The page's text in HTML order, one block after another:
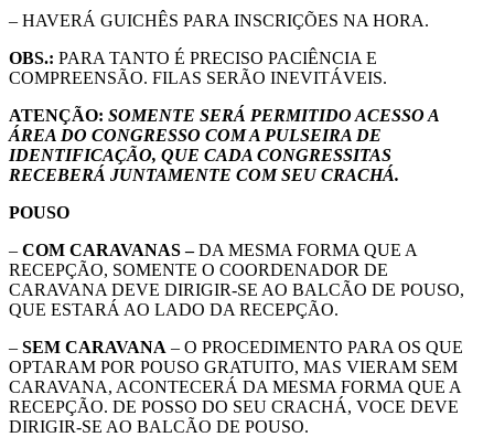
– HAVERÁ GUICHÊS PARA INSCRIÇÕES NA HORA.
OBS.: PARA TANTO É PRECISO PACIÊNCIA E
COMPREENSÃO. FILAS SERÃO INEVITÁVEIS.
ATENÇÃO: SOMENTE SERÁ PERMITIDO ACESSO A
ÁREA DO CONGRESSO COM A PULSEIRA DE
IDENTIFICAÇÃO, QUE CADA CONGRESSITAS
RECEBERÁ JUNTAMENTE COM SEU CRACHÁ.
POUSO
– COM CARAVANAS –DA MESMA FORMA QUE A
RECEPÇÃO, SOMENTE O COORDENADOR DE
CARAVANA DEVE DIRIGIR-SE AO BALCÃO DE POUSO,
QUE ESTARÁ AO LADO DA RECEPÇÃO.
– SEM CARAVANA – O PROCEDIMENTO PARA OS QUE
OPTARAM POR POUSO GRATUITO, MAS VIERAM SEM
CARAVANA, ACONTECERÁ DA MESMA FORMA QUE A
RECEPÇÃO. DE POSSO DO SEU CRACHÁ, VOCE DEVE
DIRIGIR-SE AO BALCÃO DE POUSO.